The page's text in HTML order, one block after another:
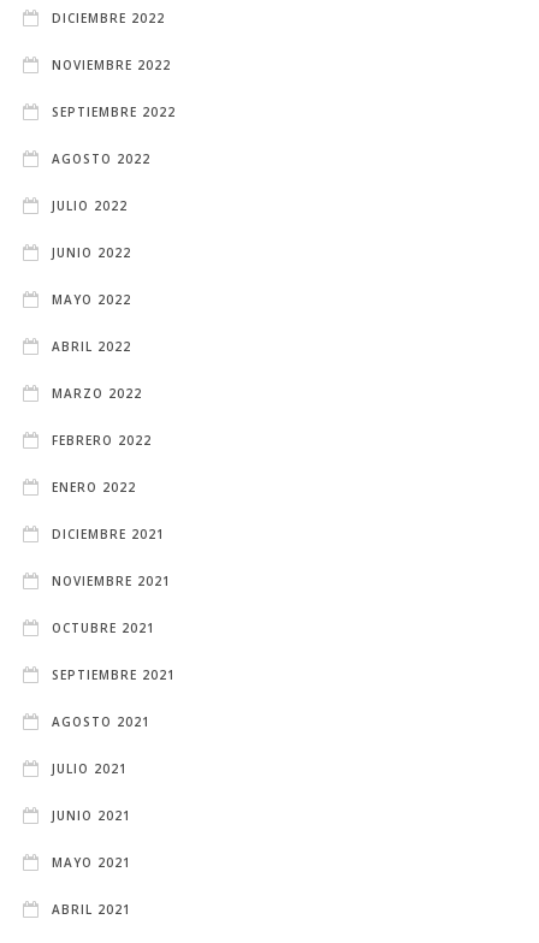
DICIEMBRE 2022
NOVIEMBRE 2022
SEPTIEMBRE 2022
AGOSTO 2022
JULIO 2022
JUNIO 2022
MAYO 2022
ABRIL 2022
MARZO 2022
FEBRERO 2022
ENERO 2022
DICIEMBRE 2021
NOVIEMBRE 2021
OCTUBRE 2021
SEPTIEMBRE 2021
AGOSTO 2021
JULIO 2021
JUNIO 2021
MAYO 2021
ABRIL 2021